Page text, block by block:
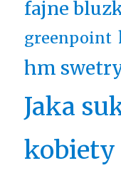
fajne
greenpoint
hm
Jaka
kobiety